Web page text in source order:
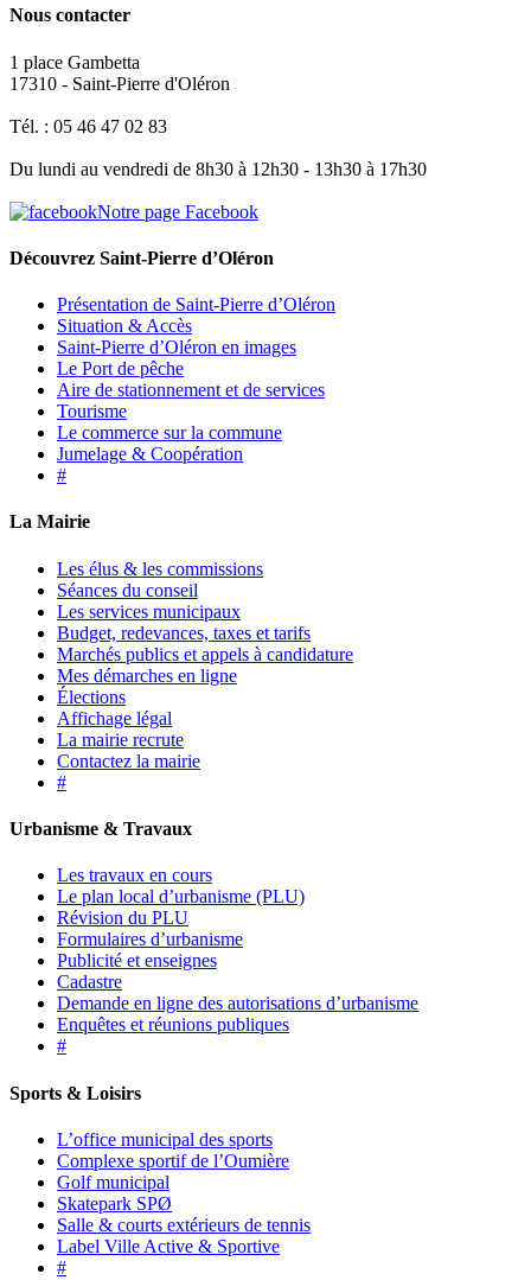
Nous contacter
1 place Gambetta
17310 - Saint-Pierre d'Oléron
Tél. : 05 46 47 02 83
Du lundi au vendredi de 8h30 à 12h30 - 13h30 à 17h30
Notre page Facebook
Découvrez Saint-Pierre d’Oléron
Présentation de Saint-Pierre d’Oléron
Situation & Accès
Saint-Pierre d’Oléron en images
Le Port de pêche
Aire de stationnement et de services
Tourisme
Le commerce sur la commune
Jumelage & Coopération
#
La Mairie
Les élus & les commissions
Séances du conseil
Les services municipaux
Budget, redevances, taxes et tarifs
Marchés publics et appels à candidature
Mes démarches en ligne
Élections
Affichage légal
La mairie recrute
Contactez la mairie
#
Urbanisme & Travaux
Les travaux en cours
Le plan local d’urbanisme (PLU)
Révision du PLU
Formulaires d’urbanisme
Publicité et enseignes
Cadastre
Demande en ligne des autorisations d’urbanisme
Enquêtes et réunions publiques
#
Sports & Loisirs
L’office municipal des sports
Complexe sportif de l’Oumière
Golf municipal
Skatepark SPØ
Salle & courts extérieurs de tennis
Label Ville Active & Sportive
#